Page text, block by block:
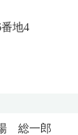
地4
総一郎